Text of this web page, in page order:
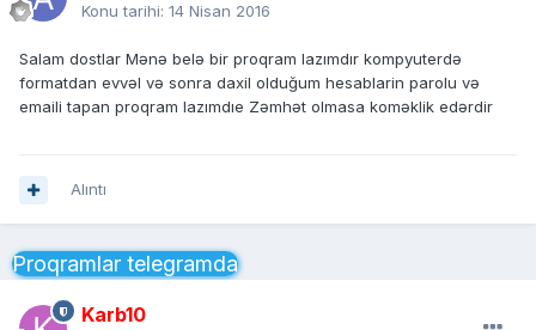
Konu tarihi: 14 Nisan 2016
Salam dostlar Mənə belə bir proqram lazımdır kompyuterdə
formatdan evvəl və sonra daxil olduğum hesablarin parolu və
emaili tapan proqram lazımdıe Zəmhət olmasa koməklik edərdir
Alıntı
Proqramlar telegramda
Karb10